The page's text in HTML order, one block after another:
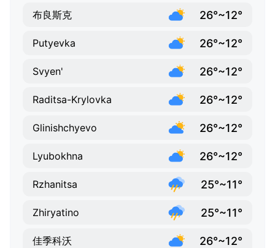
布良斯克 26°~12°
Putyevka 26°~12°
Svyen' 26°~12°
Raditsa-Krylovka 26°~12°
Glinishchyevo 26°~12°
Lyubokhna 26°~12°
Rzhanitsa 25°~11°
Zhiryatino 25°~11°
佳季科沃 26°~12°